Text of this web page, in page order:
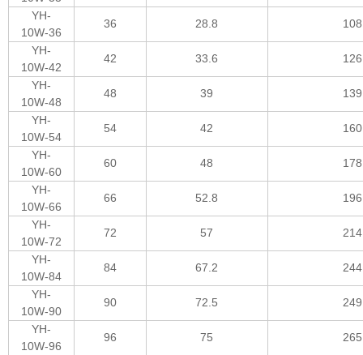
YH-
10W-36
36 28.8 108
YH-
10W-42
42 33.6 126
YH-
10W-48
48 39 139
YH-
10W-54
54 42 160
YH-
10W-60
60 48 178
YH-
10W-66
66 52.8 196
YH-
10W-72
72 57 214
YH-
10W-84
84 67.2 244
YH-
10W-90
90 72.5 249
YH-
10W-96
96 75 265